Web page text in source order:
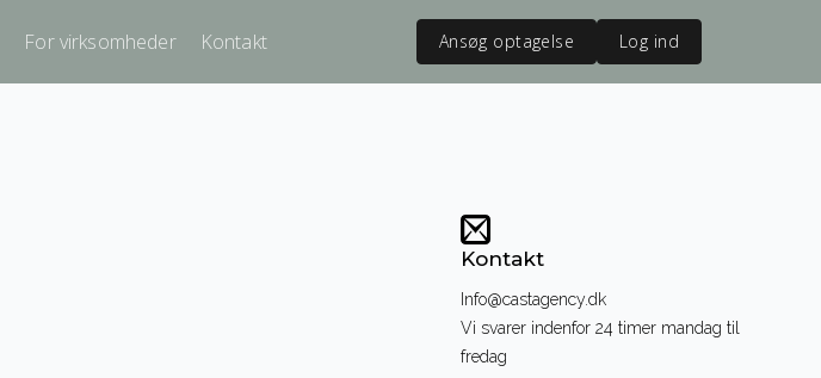
For virksomheder Kontakt Ansøg optagelse Log ind
Kontakt
Info@castagency.dk
Vi svarer indenfor 24 timer mandag til
fredag